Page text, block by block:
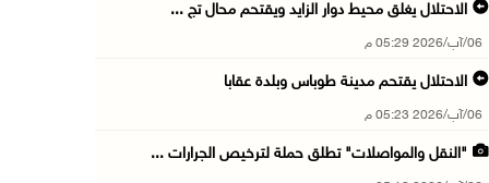
الاحتلال يغلق محيط دوار الزايد ويقتحم محال تج ...
06/آب/2026 05:29 م
الاحتلال يقتحم مدينة طوباس وبلدة عقابا
06/آب/2026 05:23 م
"النقل والمواصلات" تطلق حملة لترخيص الجرارات ...